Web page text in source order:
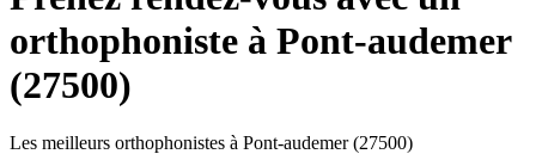
orthophoniste à Pont-audemer
(27500)
Les meilleurs orthophonistes à Pont-audemer (27500)